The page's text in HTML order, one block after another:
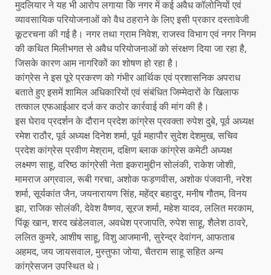
मुदलियार ने यह भी आरोप लगाया कि नगर में कई अवैध कॉलोनियों एवं
व्यावसायिक परियोजनाओं को वैध ठहराने के लिए इसी प्रकार दस्तावेजी
कूटरचना की गई है। नगर तथा ग्राम निवेश, राजस्व विभाग एवं नगर निगम
की कथित मिलीभगत से अवैध परियोजनाओं को संरक्षण दिया जा रहा है,
जिसके कारण आम नागरिकों का शोषण हो रहा है।
कांग्रेस ने इस पूरे प्रकरण को गंभीर आर्थिक एवं प्रशासनिक अपराध
बताते हुए इसमें शामिल अधिकारियों एवं संबंधित जिम्मेदारों के खिलाफ
तत्काल एफआईआर दर्ज कर कठोर कार्रवाई की मांग की है।
इस घेराव प्रदर्शन के दौरान प्रदेश कांग्रेस प्रवक्ता रुपेश दुबे, पूर्व अध्यक्ष
रमेश राठौर, पूर्व अध्यक्ष दिनेश शर्मा, पूर्व महापौर सुदेश देशमुख, सचिव
प्रदेश कांग्रेस प्रवीण मेश्राम, दक्षिण ब्लाक कांग्रेस कमेटी अध्यक्ष
लक्ष्मण साहू, वरिष्ठ कांग्रेसी नेता इकरामुद्दीन सोलंकी, राकेश जोशी,
मामराज अग्रवाल, रूबी गरचा, अशोक फड़णवीस, अशोक पंजवानी, नरेश
शर्मा, सूर्यकांत जैन, जयनारायण सिंह, महेंद्र बहादुर, मनीष गौतम, विनय
झा, राजिक सोलंकी, देवेश वैष्णव, सूरज शर्मा, महेश यादव, ललित मरकाम,
पिंकू खान, शरद खंडेलवाल, अवधेश प्रजापति, रुपेश साहू, शैलेश ठावरे,
ललित कुमरे, आशीष साहू, विशु आजमानी, सुरेन्द्र देवांगन, आफताब
अहमद, जय जायसवाल, मुस्तुफा जोया, चैतराम साहू सहित अन्य
कांग्रेसजन उपस्थित थे।